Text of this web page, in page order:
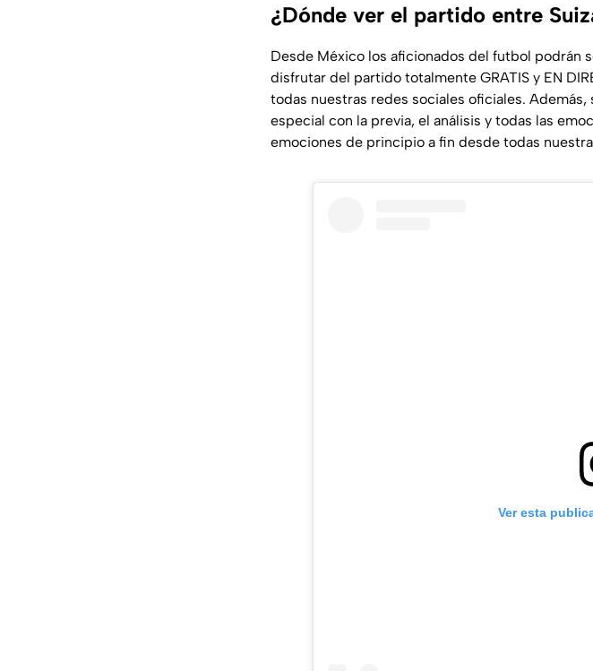
¿Dónde ver el partido entre
Desde México los aficionados del futbol podrán
disfrutar del partido totalmente GRATIS y EN
todas nuestras redes sociales oficiales.
especial con la previa, el análisis y todas las
emociones de principio a fin desde todas
Ver esta